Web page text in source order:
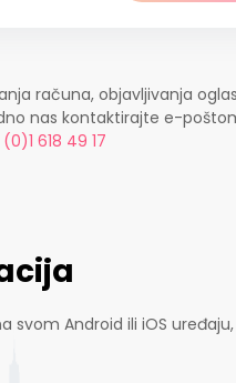
računa, objavljivanja
nas kontaktirajte e-
618 49 17
svom Android ili iOS